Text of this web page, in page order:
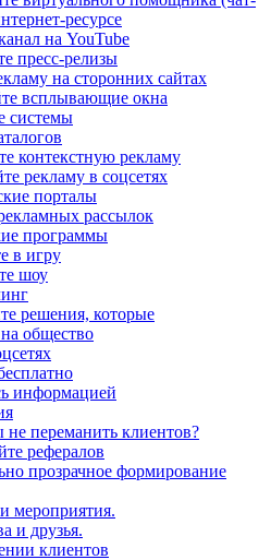
ресурсе
на YouTube
пресс-релизы
на сторонних сайтах
всплывающие окна
системы
контекстную рекламу
рекламу в соцсетях
порталы
рассылок
программы
в игру
шоу
решения, которые
общество
информацией
переманить клиентов?
рефералов
прозрачное формирование
мероприятия.
и друзья.
клиентов